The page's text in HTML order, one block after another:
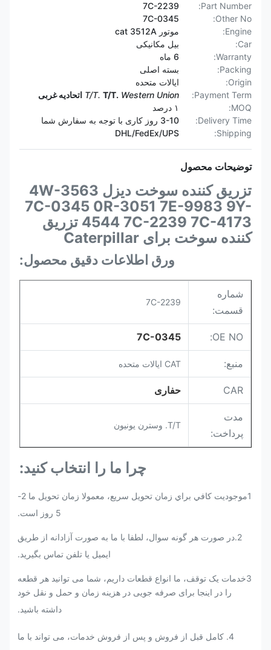
Part Number:
7C-2239
Other No:
7C-0345
Engine:
موتور cat 3512A
Car:
بیل مکانیکی
Warranty:
6 ماه
Packing:
بسته اصلی
Origin:
ایالات متحده
Payment Term:
T/T. T/T. Western Union
اتحادیه غربی
MOQ:
۱ درصد
Delivery Time:
3-10 روز کاری با توجه به سفارش شما
Shipping:
DHL/FedEx/UPS
توضیحات محصول
تزریق کننده سوخت دیزل 4W-3563
7C-0345 0R-3051 7E-9983 9Y-
4544 7C-2239 7C-4173 تزریق
کننده سوخت برای Caterpillar
ورق اطلاعات دقیق محصول:
شماره
قسمت:
7C-2239
OE NO:
7C-0345
منبع: CAT ایالات متحده
CAR حفاری
مدت
پرداخت:
T/T. وسترن یونیون
چرا ما را انتخاب کنید:
1موجوديت کافي براي زمان تحویل سريع، معمولا زمان تحویل ما 2-
5 روز است.
2. در صورت هر گونه سوال، لطفا با ما به صورت آزادانه از طریق
ایمیل یا تلفن تماس بگیرید.
3خدمات یک توقف، ما انواع قطعات داریم، شما می توانید هر قطعه
را در اینجا برای صرفه جویی در هزینه زمان و حمل و نقل خود
داشته باشید.
4. کامل قبل از فروش و پس از فروش خدمات، می تواند با ما